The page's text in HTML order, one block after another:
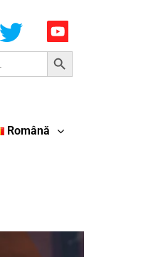
Search Button
Română